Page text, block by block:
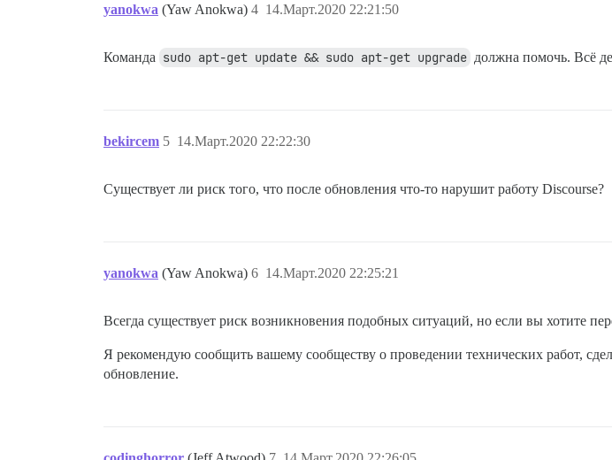
yanokwa (Yaw Anokwa) 14.Март.2020 22:21:50
4
Команда sudo apt-get update && sudo apt-get upgrade должна помочь. Всё
bekircem 14.Март.2020 22:22:30
5
Существует ли риск того, что после обновления что-то нарушит работу Discourse?
yanokwa (Yaw Anokwa) 14.Март.2020 22:25:21
6
Всегда существует риск возникновения подобных ситуаций, но если вы хотите
Я рекомендую сообщить вашему сообществу о проведении технических работ,
обновление.